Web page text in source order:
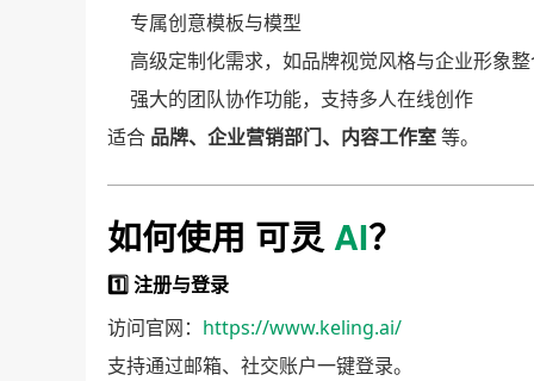
专属创意模板与模型
高级定制化需求，如品牌视觉风格与企业形象
强大的团队协作功能，支持多人在线创作
适合 品牌、企业营销部门、内容工作室等。
如何使用 可灵AI？
1️⃣ 注册与登录
访问官网： https://www.keling.ai/
支持通过邮箱、社交账户一键登录。